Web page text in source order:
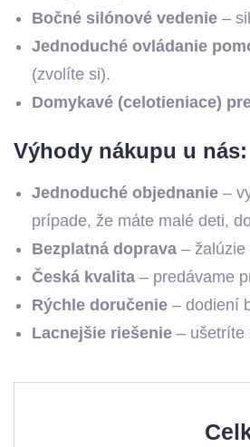
Bočné silónové vedenie –
Jednoduché ovládanie
(zvolíte si).
Domykavé (celotieniace)
Výhody nákupu u nás:
Jednoduché objednanie –
prípade, že máte malé deti,
Bezplatná doprava – žalúzie
Česká kvalita – predávame
Rýchle doručenie – dodiení
Lacnejšie riešenie – ušetríte